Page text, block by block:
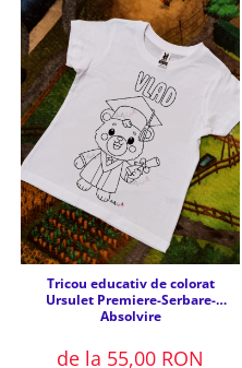
Tricou educativ de colorat
Ursulet Premiere-Serbare-
Absolvire
de la 55,00 RON